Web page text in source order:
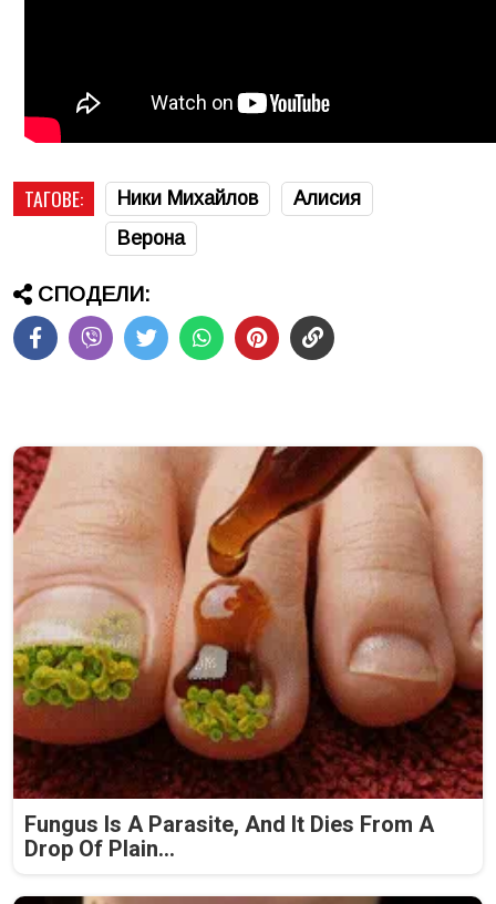
ТАГОВЕ: Ники Михайлов
Алисия
Верона
СПОДЕЛИ:
Fungus Is A Parasite, And It Dies From A
Drop Of Plain...